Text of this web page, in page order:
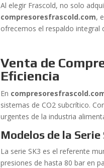
Al elegir Frascold, no solo
compresoresfrascold.com,
ofrecemos el respaldo integral
Venta de
Eficiencia
En
sistemas de CO2 subcrítico.
urgentes de la industria
Modelos de la Serie
La serie SK3 es el referente
presiones de hasta 80 bar en